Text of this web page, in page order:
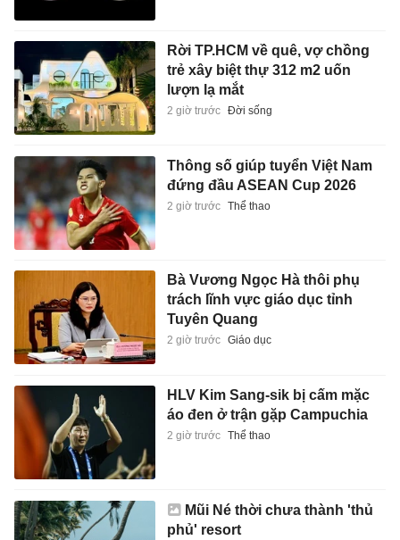
Rời TP.HCM về quê, vợ chồng
trẻ xây biệt thự 312 m2 uốn
lượn lạ mắt
2 giờ trước Đời sống
Thông số giúp tuyển Việt Nam
đứng đầu ASEAN Cup 2026
2 giờ trước Thể thao
Bà Vương Ngọc Hà thôi phụ
trách lĩnh vực giáo dục tỉnh
Tuyên Quang
2 giờ trước Giáo dục
HLV Kim Sang-sik bị cấm mặc
áo đen ở trận gặp Campuchia
2 giờ trước Thể thao
Mũi Né thời chưa thành 'thủ
phủ' resort